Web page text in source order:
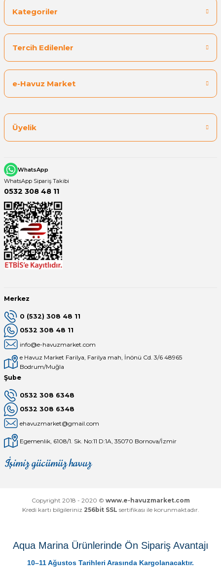
Kategoriler
Tercih Edilenler
e-Havuz Market
Üyelik
WhatsApp
WhatsApp Sipariş Takibi
0532 308 48 11
Merkez
0 (532) 308 48 11
0532 308 48 11
info@e-havuzmarket.com
e Havuz Market Farilya, Farilya mah, İnönü Cd. 3/6 48965
Bodrum/Muğla
Şube
0532 308 6348
0532 308 6348
ehavuzmarket@gmail.com
Egemenlik, 6108/1. Sk. No:11 D:1A, 35070 Bornova/İzmir
İşimiz gücümüz havuz
Mağaza
Depomuz
Copyright 2018 - 2020 © www.e-havuzmarket.com
Kredi kartı bilgileriniz 256bit SSL sertifikası ile korunmaktadır.
Aqua Marina Ürünlerinde Ön Sipariş Avantajı
10–11 Ağustos Tarihleri Arasında Kargolanacaktır.